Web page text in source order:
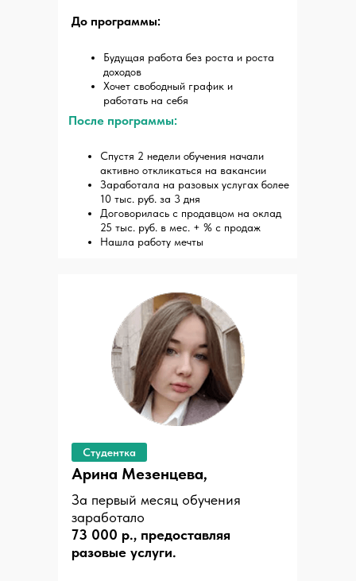
До программы:
Будущая работа без роста и роста
доходов
Хочет свободный график и
работать на себя
После программы:
Спустя 2 недели обучения начали
активно откликаться на вакансии
Заработала на разовых услугах более
10 тыс. руб. за 3 дня
Договорилась с продавцом на оклад
25 тыс. руб. в мес. + % с продаж
Нашла работу мечты
Арина Мезенцева,
Студентка
За первый месяц обучения
заработало
73 000 р., предоставляя
разовые услуги.
Часто-задаваемые
вопросы